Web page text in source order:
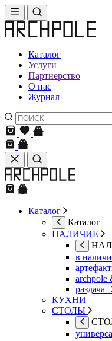
Каталог
Услуги
Партнерство
О нас
Журнал
Каталог
Каталог
НАЛИЧИЕ
в
archpole
раздача
КУХНИ
СТОЛЫ